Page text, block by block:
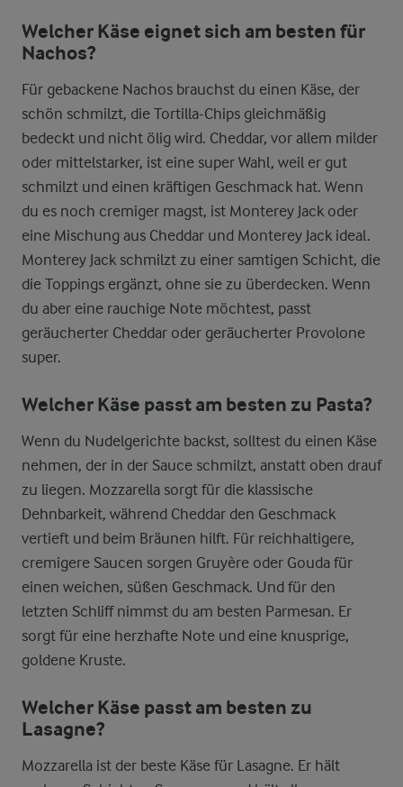
Welcher Käse eignet sich am besten für
Nachos?
Für gebackene Nachos brauchst du einen Käse, der
schön schmilzt, die Tortilla-Chips gleichmäßig
bedeckt und nicht ölig wird. Cheddar, vor allem milder
oder mittelstarker, ist eine super Wahl, weil er gut
schmilzt und einen kräftigen Geschmack hat. Wenn
du es noch cremiger magst, ist Monterey Jack oder
eine Mischung aus Cheddar und Monterey Jack ideal.
Monterey Jack schmilzt zu einer samtigen Schicht, die
die Toppings ergänzt, ohne sie zu überdecken. Wenn
du aber eine rauchige Note möchtest, passt
geräucherter Cheddar oder geräucherter Provolone
super.
Welcher Käse passt am besten zu Pasta?
Wenn du Nudelgerichte backst, solltest du einen Käse
nehmen, der in der Sauce schmilzt, anstatt oben drauf
zu liegen. Mozzarella sorgt für die klassische
Dehnbarkeit, während Cheddar den Geschmack
vertieft und beim Bräunen hilft. Für reichhaltigere,
cremigere Saucen sorgen Gruyère oder Gouda für
einen weichen, süßen Geschmack. Und für den
letzten Schliff nimmst du am besten Parmesan. Er
sorgt für eine herzhafte Note und eine knusprige,
goldene Kruste.
Welcher Käse passt am besten zu
Lasagne?
Mozzarella ist der beste Käse für Lasagne. Er hält